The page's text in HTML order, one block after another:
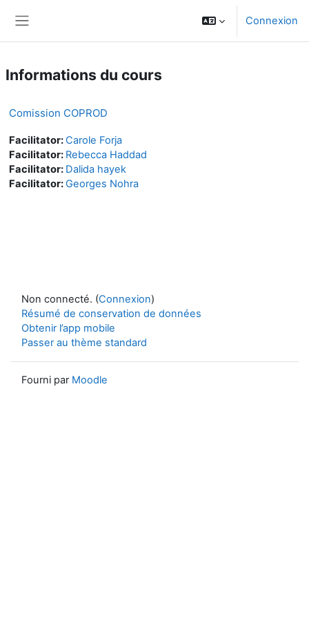
Connexion
Informations du cours
Comission COPROD
Facilitator:Carole Forja
Facilitator: Rebecca Haddad
Facilitator: Dalida hayek
Facilitator:Georges Nohra
Non connecté. (Connexion)
Résumé de conservation de données
Obtenir l’app mobile
Passer au thème standard
Fourni par Moodle